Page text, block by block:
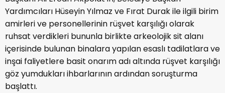
Yardımcıları Hüseyin Yılmaz ve Fırat Durak ile ilgili birim
amirleri ve personellerinin rüşvet karşılığı olarak
ruhsat verdikleri bununla birlikte arkeolojik sit alanı
içerisinde bulunan binalara yapılan esaslı tadilatlara ve
inşai faliyetlere basit onarım adı altında rüşvet karşılığı
göz yumdukları ihbarlarının ardından soruşturma
başlattı.